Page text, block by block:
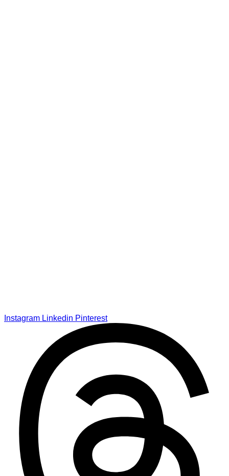
Instagram Linkedin Pinterest